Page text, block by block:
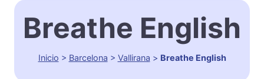
Breathe English
Inicio > Barcelona > Vallirana > Breathe English